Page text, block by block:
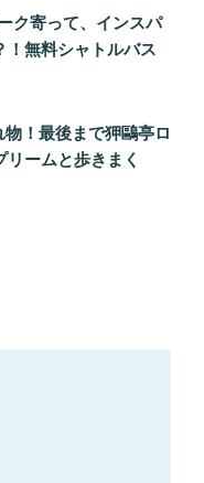
ク寄って、インスパ
！無料シャトルバス
物！最後まで狎鷗亭ロ
ームと歩きまく